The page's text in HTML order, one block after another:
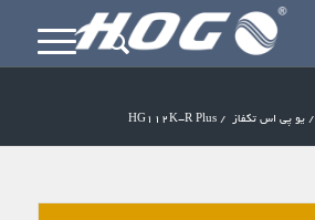
/ یو پی اس تکفاز /
HG112K-R Plus